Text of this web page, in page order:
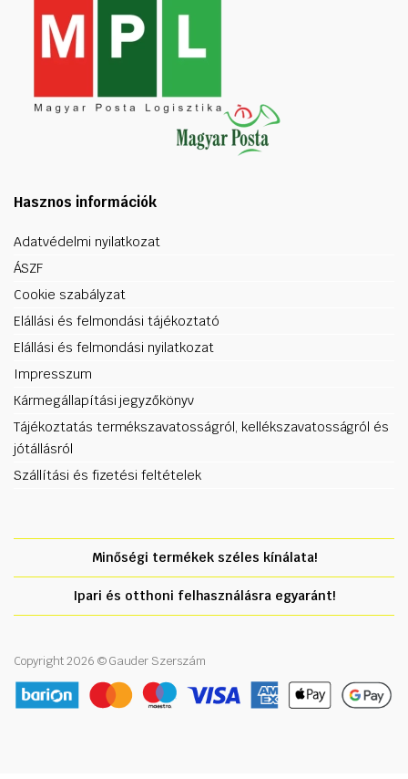
Hasznos információk
Adatvédelmi nyilatkozat
ÁSZF
Cookie szabályzat
Elállási és felmondási tájékoztató
Elállási és felmondási nyilatkozat
Impresszum
Kármegállapítási jegyzőkönyv
Tájékoztatás termékszavatosságról, kellékszavatosságról és
jótállásról
Szállítási és fizetési feltételek
Minőségi termékek széles kínálata!
Ipari és otthoni felhasználásra egyaránt!
Copyright 2026 © Gauder Szerszám